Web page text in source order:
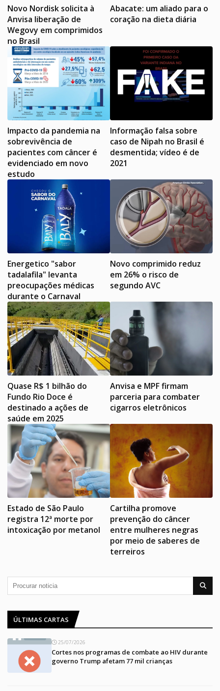
Novo Nordisk solicita à
Anvisa liberação de
Wegovy em comprimidos
no Brasil
Abacate: um aliado para o
coração na dieta diária
Impacto da pandemia na
sobrevivência de
pacientes com câncer é
evidenciado em novo
estudo
Informação falsa sobre
caso de Nipah no Brasil é
desmentida; vídeo é de
2021
Energetico "sabor
tadalafila" levanta
preocupações médicas
durante o Carnaval
Novo comprimido reduz
em 26% o risco de
segundo AVC
Quase R$ 1 bilhão do
Fundo Rio Doce é
destinado a ações de
saúde em 2025
Anvisa e MPF firmam
parceria para combater
cigarros eletrônicos
Estado de São Paulo
registra 12ª morte por
intoxicação por metanol
Cartilha promove
prevenção do câncer
entre mulheres negras
por meio de saberes de
terreiros
ÚLTIMAS CARTAS
25/07/2026
Cortes nos programas de combate ao HIV durante
governo Trump afetam 77 mil crianças